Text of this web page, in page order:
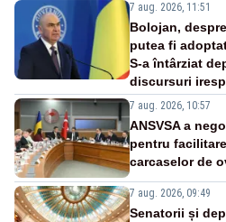
7 aug. 2026, 11:51
Bolojan,
putea fi
S-a întârziat
discursuri
7 aug. 2026, 10:57
ANSVSA a
pentru
carcaselor de
7 aug. 2026, 09:49
Senatorii și